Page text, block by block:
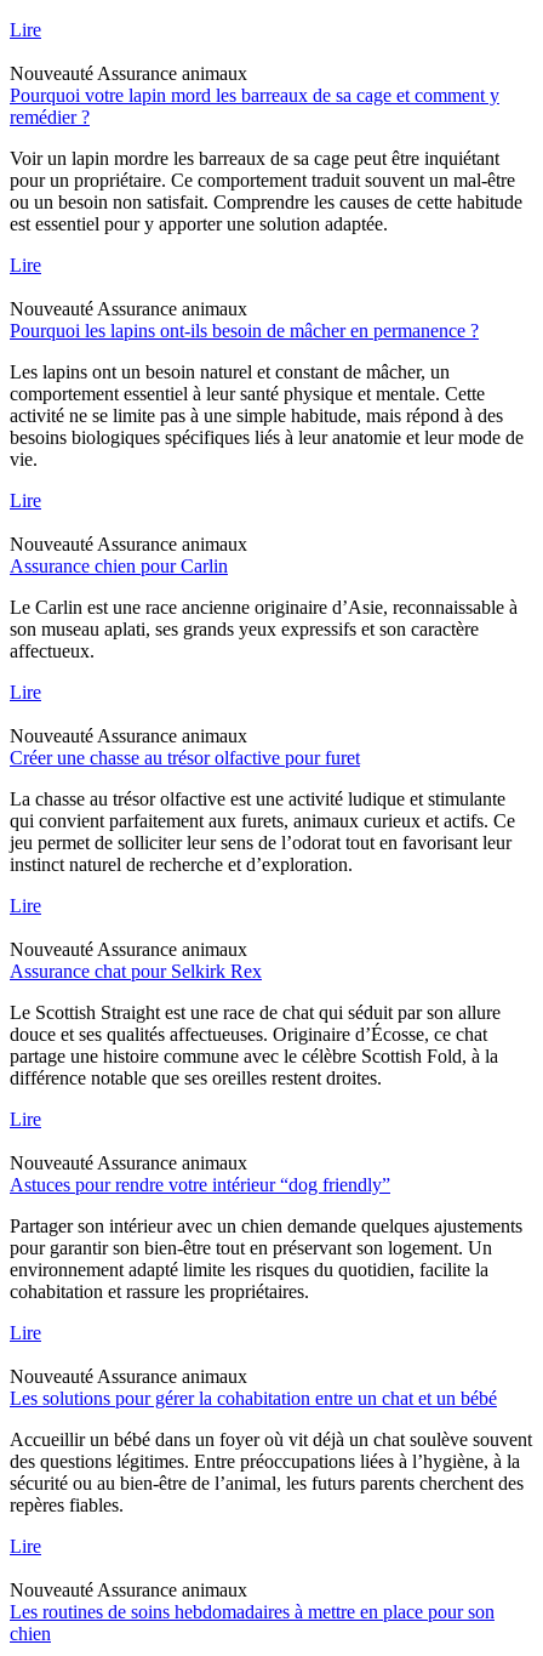
Lire
Nouveauté Assurance animaux
Pourquoi votre lapin mord les barreaux de sa cage et comment y
remédier ?
Voir un lapin mordre les barreaux de sa cage peut être inquiétant
pour un propriétaire. Ce comportement traduit souvent un mal-être
ou un besoin non satisfait. Comprendre les causes de cette habitude
est essentiel pour y apporter une solution adaptée.
Lire
Nouveauté Assurance animaux
Pourquoi les lapins ont-ils besoin de mâcher en permanence ?
Les lapins ont un besoin naturel et constant de mâcher, un
comportement essentiel à leur santé physique et mentale. Cette
activité ne se limite pas à une simple habitude, mais répond à des
besoins biologiques spécifiques liés à leur anatomie et leur mode de
vie.
Lire
Nouveauté Assurance animaux
Assurance chien pour Carlin
Le Carlin est une race ancienne originaire d’Asie, reconnaissable à
son museau aplati, ses grands yeux expressifs et son caractère
affectueux.
Lire
Nouveauté Assurance animaux
Créer une chasse au trésor olfactive pour furet
La chasse au trésor olfactive est une activité ludique et stimulante
qui convient parfaitement aux furets, animaux curieux et actifs. Ce
jeu permet de solliciter leur sens de l’odorat tout en favorisant leur
instinct naturel de recherche et d’exploration.
Lire
Nouveauté Assurance animaux
Assurance chat pour Selkirk Rex
Le Scottish Straight est une race de chat qui séduit par son allure
douce et ses qualités affectueuses. Originaire d’Écosse, ce chat
partage une histoire commune avec le célèbre Scottish Fold, à la
différence notable que ses oreilles restent droites.
Lire
Nouveauté Assurance animaux
Astuces pour rendre votre intérieur “dog friendly”
Partager son intérieur avec un chien demande quelques ajustements
pour garantir son bien-être tout en préservant son logement. Un
environnement adapté limite les risques du quotidien, facilite la
cohabitation et rassure les propriétaires.
Lire
Nouveauté Assurance animaux
Les solutions pour gérer la cohabitation entre un chat et un bébé
Accueillir un bébé dans un foyer où vit déjà un chat soulève souvent
des questions légitimes. Entre préoccupations liées à l’hygiène, à la
sécurité ou au bien-être de l’animal, les futurs parents cherchent des
repères fiables.
Lire
Nouveauté Assurance animaux
Les routines de soins hebdomadaires à mettre en place pour son
chien